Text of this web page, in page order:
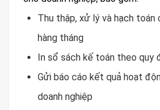
Thu thập, xử lý và hạch
hàng tháng
In sổ sách kế toán theo quy
Gửi báo cáo kết quả hoạt
doanh nghiệp